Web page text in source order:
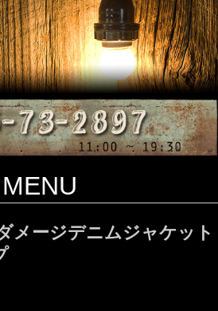
MENU
メージデニムジャケット